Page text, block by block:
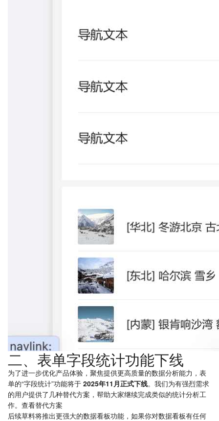
二、表单字段统计功能下线
为了进一步优化产品体验，聚焦提供更高质量的数据分析能力，表
单的“字段统计”功能将于 2025年11月正式下线。我们为有强烈需求
的用户提供了几种替代方案，帮助大家继续完成类似的统计分析工
作。 查看替代方案
后续草料将推出更强大的数据看板功能，如果你对数据看板有任何